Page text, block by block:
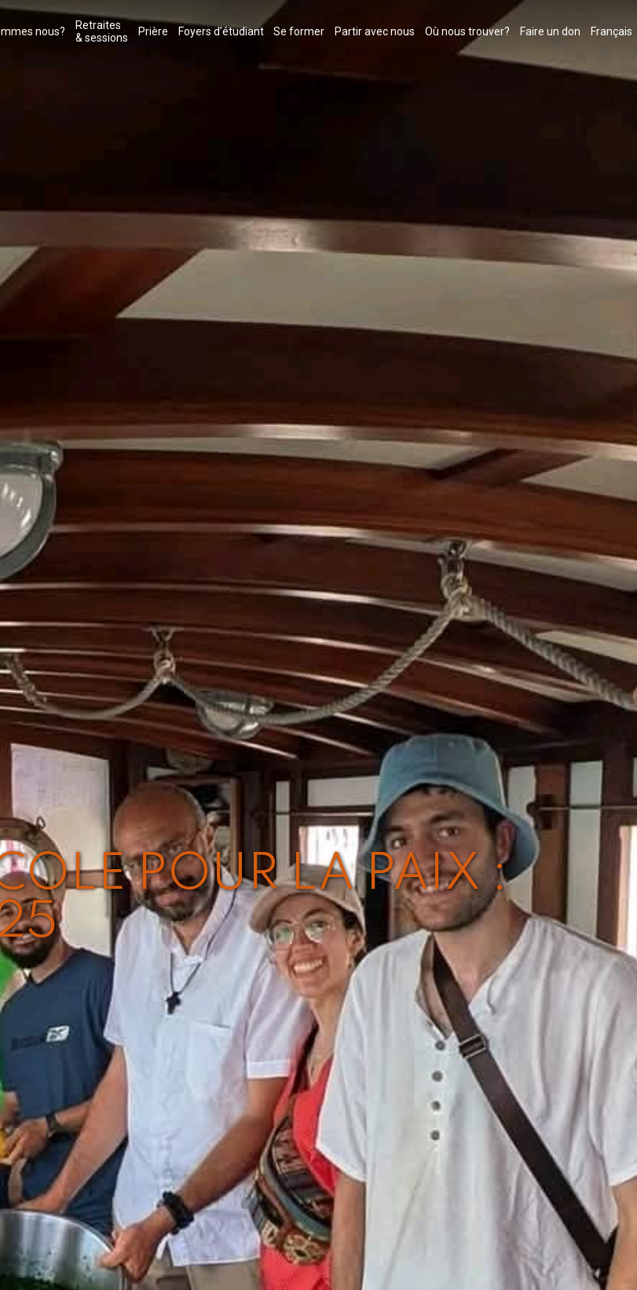
nous?
Retraites
& sessions
Prière Foyers d’étudiant Se former Partir avec nous Où nous trouver? Faire un don Français
POUR LA PAIX :